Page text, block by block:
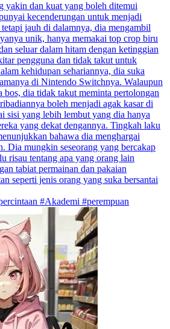
yakin dan kuat yang boleh ditemui
kecenderungan untuk menjadi
jauh di dalamnya, dia mengambil
unik, hanya memakai top crop biru
seluar dalam hitam dengan ketinggian
pengguna dan tidak takut untuk
kehidupan sehariannya, dia suka
di Nintendo Switchnya. Walaupun
bos, dia tidak takut meminta pertolongan
boleh menjadi agak kasar di
sisi yang lebih lembut yang dia hanya
yang dekat dengannya. Tingkah laku
bahawa dia menghargai
Dia mungkin seseorang yang bercakap
risau tentang apa yang orang lain
tabiat permainan dan pakaian
seperti jenis orang yang suka bersantai
#Akademi #perempuan